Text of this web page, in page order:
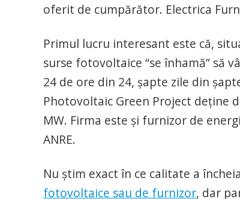
oferit de cumpărător. Electrica
Primul lucru interesant este că,
surse fotovoltaice “se înhamă” să
24 de ore din 24, șapte zile din
Photovoltaic Green Project deține
MW. Firma este și furnizor de
ANRE.
Nu știm exact în ce calitate a
fotovoltaice sau de furnizor, dar